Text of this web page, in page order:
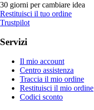
30 giorni per cambiare idea
Restituisci il tuo ordine
Trustpilot
Servizi
Il mio account
Centro assistenza
Traccia il mio ordine
Restituisci il mio ordine
Codici sconto